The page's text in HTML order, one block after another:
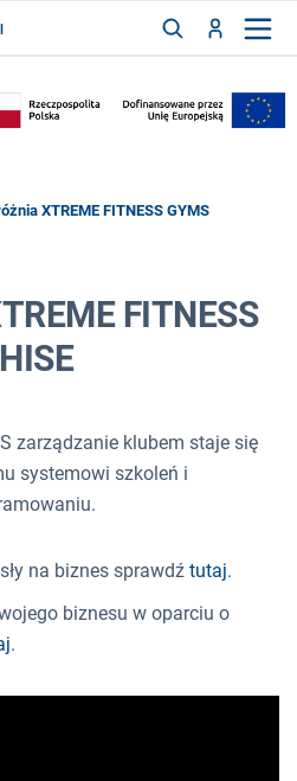
XTREME FITNESS GYMS
FITNESS
zarządzanie klubem staje się
systemowi szkoleń i
na biznes sprawdź tutaj.
biznesu w oparciu o
.